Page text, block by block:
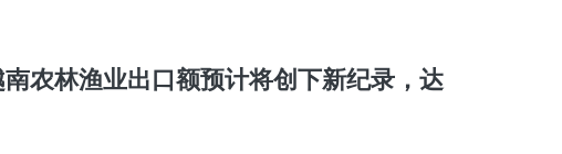
农林渔业出口额预计将创下新纪录，达